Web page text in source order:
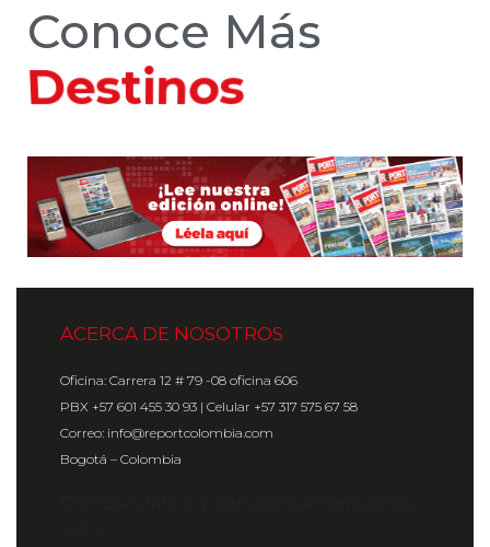
Conoce Más
Hoteles
ACERCA DE NOSOTROS
Oficina: Carrera 12 # 79 -08 oficina 606
PBX +57 601 455 30 93 | Celular +57 317 575 67 58
Correo: info@reportcolombia.com
Bogotá – Colombia